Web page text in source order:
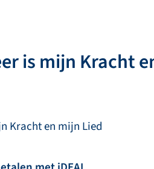
is mijn Kracht
Kracht en mijn Lied